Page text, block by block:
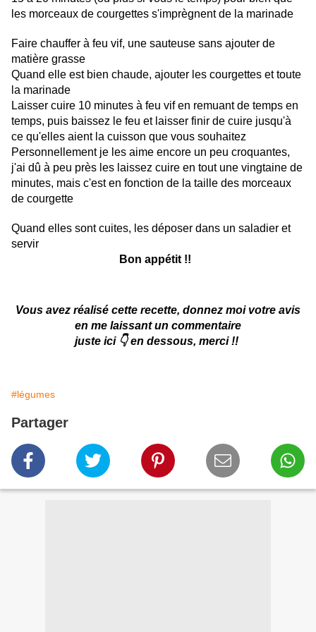
les morceaux de courgettes s'imprègnent de la marinade
Faire chauffer à feu vif, une sauteuse sans ajouter de
matière grasse
Quand elle est bien chaude, ajouter les courgettes et toute
la marinade
Laisser cuire 10 minutes à feu vif en remuant de temps en
temps, puis baissez le feu et laisser finir de cuire jusqu'à
ce qu'elles aient la cuisson que vous souhaitez
Personnellement je les aime encore un peu croquantes,
j'ai dû à peu près les laissez cuire en tout une vingtaine de
minutes, mais c'est en fonction de la taille des morceaux
de courgette
Quand elles sont cuites, les déposer dans un saladier et
servir
Bon appétit !!
Vous avez réalisé cette recette, donnez moi votre avis
en me laissant un commentaire
juste ici 👇 en dessous, merci !!
#légumes
Partager